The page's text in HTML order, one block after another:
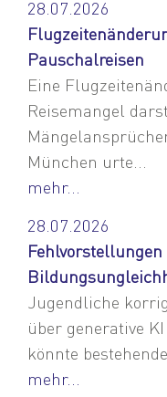
28.07.2026
Pauschalreisen
Eine
Reisemangel
München urte...
mehr...
28.07.2026
Jugendliche
über generative
könnte
mehr...